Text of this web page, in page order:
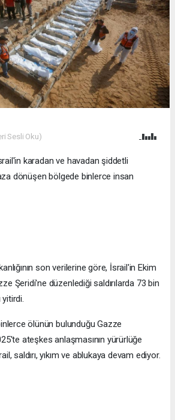
Sesli Oku)
karadan ve havadan şiddetli
dönüşen bölgede binlerce insan
son verilerine göre, İsrail'in Ekim
Şeridi'ne düzenlediği saldırılarda 73 bin
yitirdi.
ölünün bulunduğu Gazze
ateşkes anlaşmasının yürürlüğe
saldırı, yıkım ve ablukaya devam ediyor.